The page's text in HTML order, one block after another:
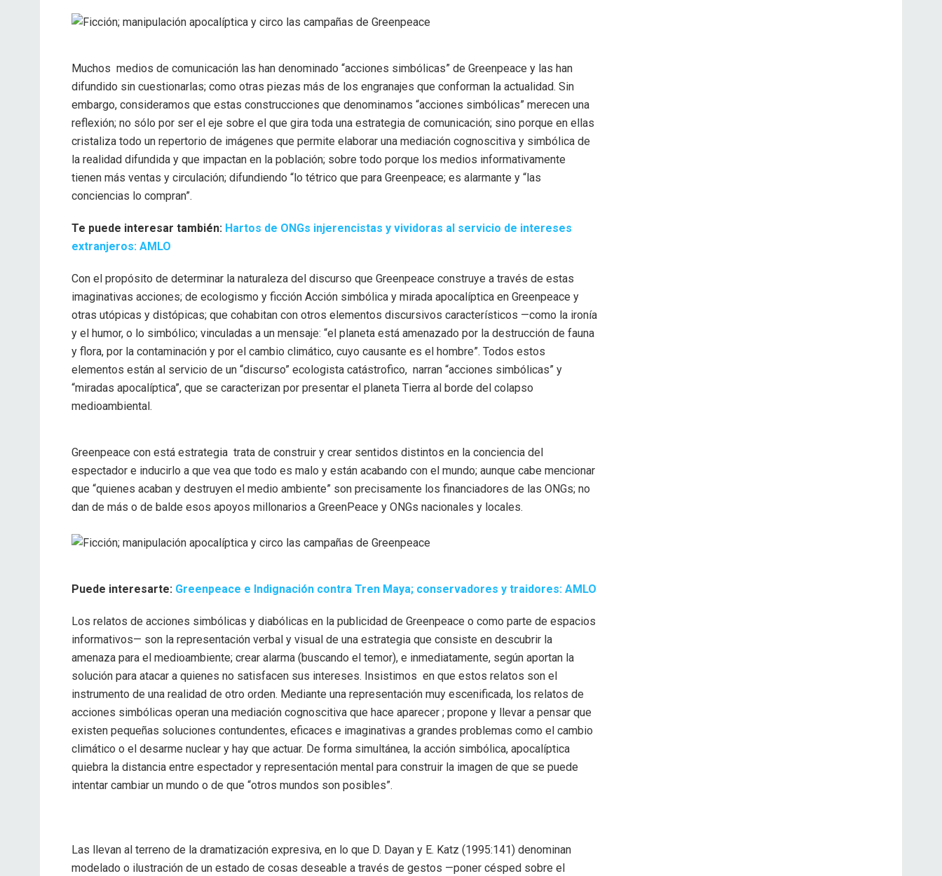
Muchos medios de comunicación las han denominado “acciones simbólicas” de Greenpeace y las han
difundido sin cuestionarlas; como otras piezas más de los engranajes que conforman la actualidad. Sin
embargo, consideramos que estas construcciones que denominamos “acciones simbólicas” merecen una
reflexión; no sólo por ser el eje sobre el que gira toda una estrategia de comunicación; sino porque en ellas
cristaliza todo un repertorio de imágenes que permite elaborar una mediación cognoscitiva y simbólica de
la realidad difundida y que impactan en la población; sobre todo porque los medios informativamente
tienen más ventas y circulación; difundiendo “lo tétrico que para Greenpeace; es alarmante y “las
conciencias lo compran”.
Te puede interesar también: Hartos de ONGs injerencistas y vividoras al servicio de intereses
extranjeros: AMLO
Con el propósito de determinar la naturaleza del discurso que Greenpeace construye a través de estas
imaginativas acciones; de ecologismo y ficción Acción simbólica y mirada apocalíptica en Greenpeace y
otras utópicas y distópicas; que cohabitan con otros elementos discursivos característicos —como la ironía
y el humor, o lo simbólico; vinculadas a un mensaje: “el planeta está amenazado por la destrucción de fauna
y flora, por la contaminación y por el cambio climático, cuyo causante es el hombre”. Todos estos
elementos están al servicio de un “discurso” ecologista catástrofico, narran “acciones simbólicas” y
“miradas apocalíptica”, que se caracterizan por presentar el planeta Tierra al borde del colapso
medioambiental.
Greenpeace con está estrategia trata de construir y crear sentidos distintos en la conciencia del
espectador e inducirlo a que vea que todo es malo y están acabando con el mundo; aunque cabe mencionar
que “quienes acaban y destruyen el medio ambiente” son precisamente los financiadores de las ONGs; no
dan de más o de balde esos apoyos millonarios a GreenPeace y ONGs nacionales y locales.
Puede interesarte: Greenpeace e Indignación contra Tren Maya; conservadores y traidores: AMLO
Los relatos de acciones simbólicas y diabólicas en la publicidad de Greenpeace o como parte de espacios
informativos— son la representación verbal y visual de una estrategia que consiste en descubrir la
amenaza para el medioambiente; crear alarma (buscando el temor), e inmediatamente, según aportan la
solución para atacar a quienes no satisfacen sus intereses. Insistimos en que estos relatos son el
instrumento de una realidad de otro orden. Mediante una representación muy escenificada, los relatos de
acciones simbólicas operan una mediación cognoscitiva que hace aparecer ; propone y llevar a pensar que
existen pequeñas soluciones contundentes, eficaces e imaginativas a grandes problemas como el cambio
climático o el desarme nuclear y hay que actuar. De forma simultánea, la acción simbólica, apocalíptica
quiebra la distancia entre espectador y representación mental para construir la imagen de que se puede
intentar cambiar un mundo o de que “otros mundos son posibles”.
Las llevan al terreno de la dramatización expresiva, en lo que D. Dayan y E. Katz (1995:141) denominan
modelado o ilustración de un estado de cosas deseable a través de gestos —poner césped sobre el